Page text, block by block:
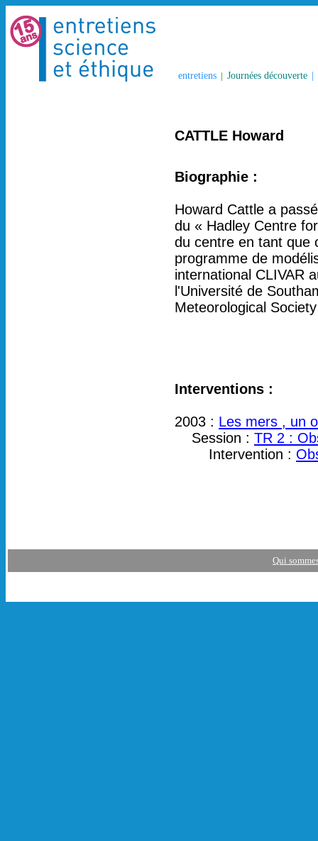
entretiens | Journées découverte
CATTLE Howard
Biographie :
Howard Cattle a
du « Hadley Centre
du centre en tant que
programme de
international CLIVAR
l'Université de
Meteorological
Interventions :
2003 : Les mers , un
Session : TR 2 :
Intervention :
Qui